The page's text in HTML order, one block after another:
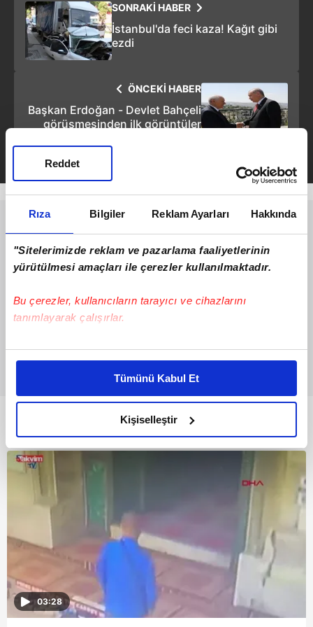
Rıza Bilgiler Reklam Ayarları Hakkında
"Sitelerimizde reklam ve pazarlama faaliyetlerinin
yürütülmesi amaçları ile çerezler kullanılmaktadır.
Bu çerezler, kullanıcıların tarayıcı ve cihazlarını
tanımlayarak çalışırlar.
Bu çerezlere izin vermeniz halinde sizlere özel
daha iyi reklam deneyimi yaşatabiliriz. Bunu yaparken
amacımızın size daha iyi bir reklam deneyimi sunmak
olduğunu ve sizlere en iyi içerikleri sunabilmek adına
elimizden gelen çabayı gösterdiğimizi ve bu noktada,
reklamların maliyetlerimizi karşılamak noktasında tek gelir
kalemimiz olduğunu sizlere hatırlatmak isteriz.
Her halükârda, kullanıcılar, bu çerezlere izin vermedikleri
takdirde, kullanıcılara hedefli reklamlar
gösterilmeyecektir."
Sizlere daha iyi bir hizmet sunabilmek için İnternet
Sitemizde kendimize ve üçüncü kişilere ait çerezler
kullanılmaktadır. Bu çerezler vasıtasıyla çeşitli kişisel
verileriniz işlenmekte olup gerekli olan çerezler bilgi
Tümünü Kabul Et
Kişiselleştir
Reddet
SONRAKİ HABER
İstanbul'da feci kaza! Kağıt gibi
ezdi
ÖNCEKİ HABER
Başkan Erdoğan - Devlet Bahçeli
görüşmesinden ilk görüntüler
Bunlar da Var
03:28